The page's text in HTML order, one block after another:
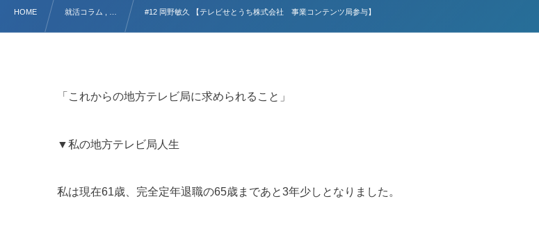
HOME 就活コラム , … #12 岡野敏久 【テレビせとうち株式会社 事業コンテンツ局参与】
「これからの地方テレビ局に求められること」
▼私の地方テレビ局人生
私は現在61歳、完全定年退職の65歳まであと3年少しとなりました。